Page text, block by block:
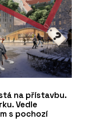
na přístavbu.
Vedle
s pochozí